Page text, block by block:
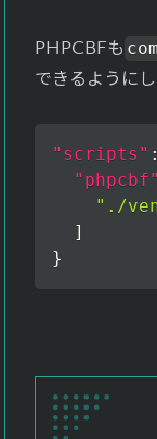
PHPCBFも
できるようにし
"scripts" :
"phpcbf"
"./
]
}